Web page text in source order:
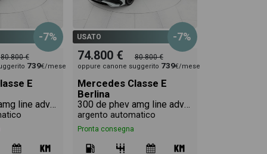
-7%
80.800 €
739€/mese
E
300 de phev amg line advanced plus 4matic auto
USATO -7%
74.800 € 80.800 €
oppure canone suggerito 739€/mese
Mercedes Classe E
Berlina
300 de phev amg line advanced plus 4matic auto
argento automatico
Pronta consegna